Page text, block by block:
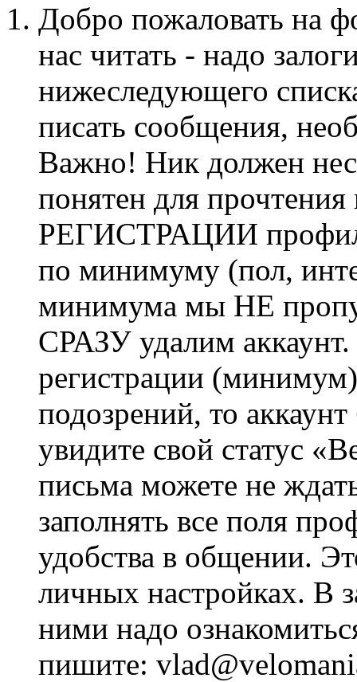
Добро пожаловать на
нас читать - надо
нижеследующего
писать сообщения,
Важно! Ник должен
понятен для
РЕГИСТРАЦИИ профиль
по минимуму (пол,
минимума мы НЕ
СРАЗУ удалим
регистрации
подозрений, то
увидите свой статус
письма можете не
заполнять все поля
удобства в общении.
личных настройках. В
ними надо
пишите: